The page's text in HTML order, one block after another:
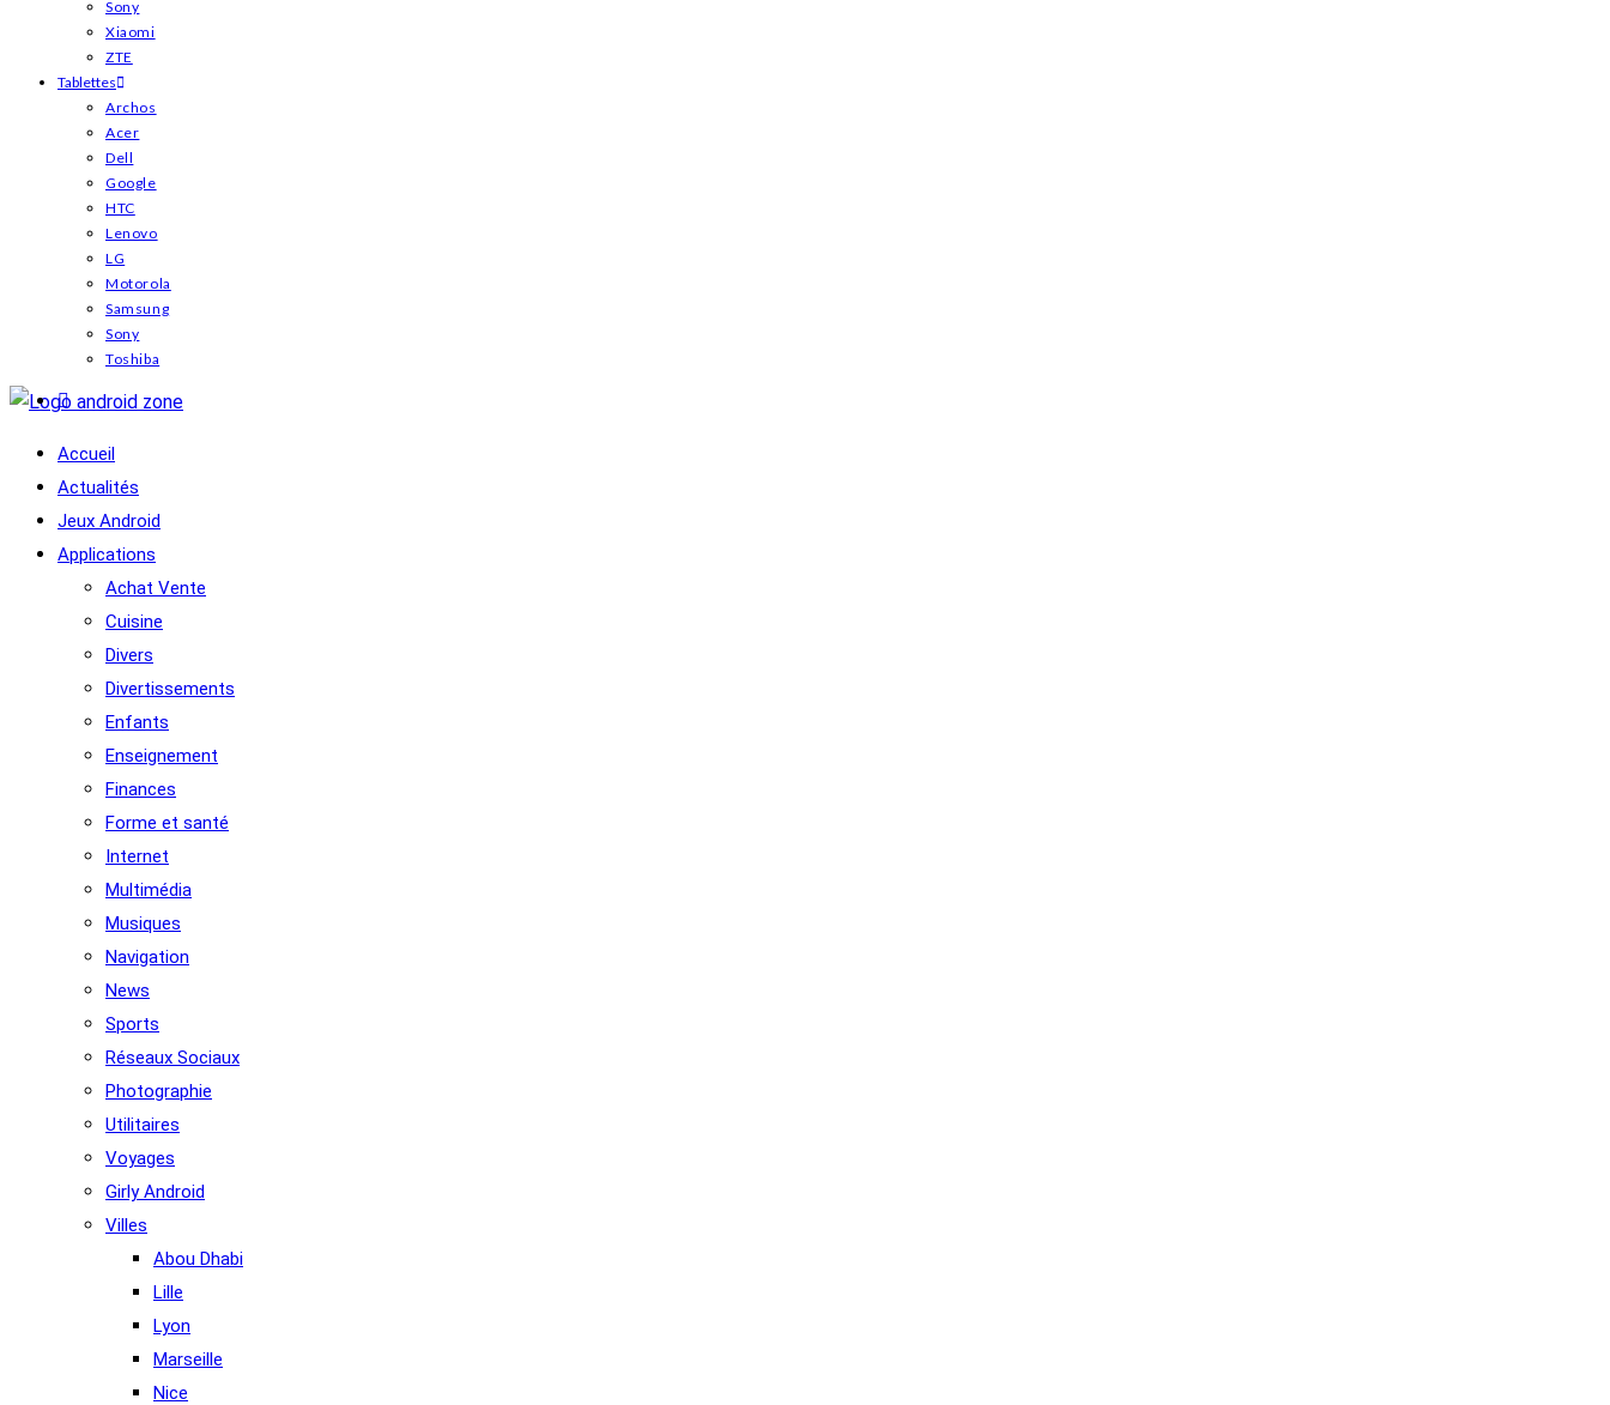
Sony
Xiaomi
ZTE
Tablettes
Archos
Acer
Dell
Google
HTC
Lenovo
LG
Motorola
Samsung
Sony
Toshiba
Accueil
Actualités
Jeux Android
Applications
Achat Vente
Cuisine
Divers
Divertissements
Enfants
Enseignement
Finances
Forme et santé
Internet
Multimédia
Musiques
Navigation
News
Sports
Réseaux Sociaux
Photographie
Utilitaires
Voyages
Girly Android
Villes
Abou Dhabi
Lille
Lyon
Marseille
Nice